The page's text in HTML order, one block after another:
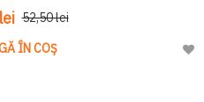
52,50 lei
ÎN COȘ